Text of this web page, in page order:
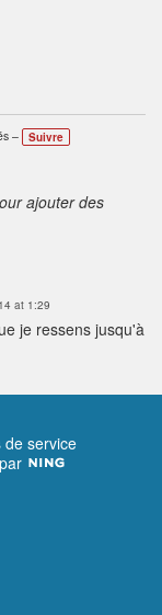
– Suivre
ajouter des
at 1:29
je ressens jusqu'à
de service